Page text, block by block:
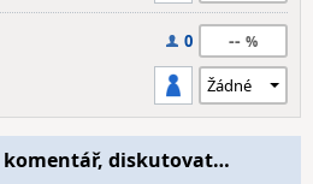
0 --
diskutovat…